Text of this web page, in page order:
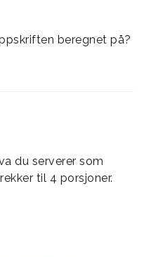
beregnet på?
du serverer som
til 4 porsjoner.